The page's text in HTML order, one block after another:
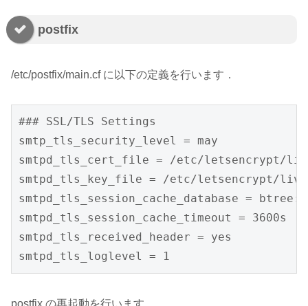
postfix
/etc/postfix/main.cf に以下の定義を行います．
### SSL/TLS Settings
smtp_tls_security_level = may
smtpd_tls_cert_file = /etc/letsencrypt/
smtpd_tls_key_file = /etc/letsencrypt/live/
smtpd_tls_session_cache_database =
smtpd_tls_session_cache_timeout = 3600s
smtpd_tls_received_header = yes
smtpd_tls_loglevel = 1